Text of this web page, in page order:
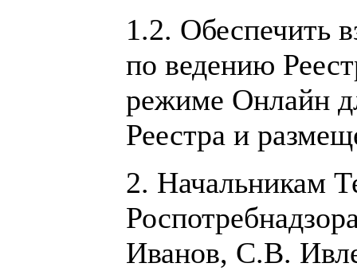
1.2. Обеспечить
по ведению
режиме Онлайн
Реестра и
2. Начальникам
Иванов, С.В.